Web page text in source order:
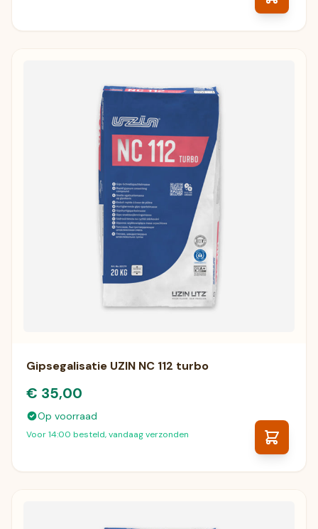
Gipsegalisatie UZIN NC 112 turbo
€ 35,00
Op voorraad
Voor 14:00 besteld, vandaag verzonden